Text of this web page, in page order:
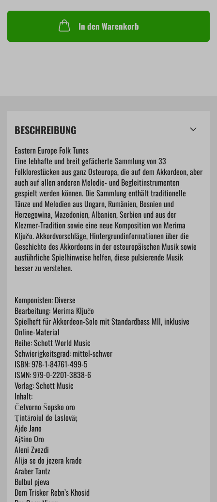
In den Warenkorb
BESCHREIBUNG
Eastern Europe Folk Tunes
Eine lebhafte und breit gefächerte Sammlung von 33
Folklorestücken aus ganz Osteuropa, die auf dem Akkordeon, aber
auch auf allen anderen Melodie- und Begleitinstrumenten
gespielt werden können. Die Sammlung enthält traditionelle
Tänze und Melodien aus Ungarn, Rumänien, Bosnien und
Herzegowina, Mazedonien, Albanien, Serbien und aus der
Klezmer-Tradition sowie eine neue Komposition von Merima
Ključo. Akkordvorschläge, Hintergrundinformationen über die
Geschichte des Akkordeons in der osteuropäischen Musik sowie
ausführliche Spielhinweise helfen, diese pulsierende Musik
besser zu verstehen.
Komponisten: Diverse
Bearbeitung: Merima Ključo
Spielheft für Akkordeon-Solo mit Standardbass MII, inklusive
Online-Material
Reihe: Schott World Music
Schwierigkeitsgrad: mittel-schwer
ISBN: ​978-1-84761-499-5
ISMN: 979-0-2201-3838-6
Verlag: Schott Music
Inhalt:
Četvorno Šopsko oro
​Ţintăroiul de Laslovăţ
​Ajde Jano
​Ajšino Oro
​Aleni Zvezdi
​Alija se do jezera krade
​Araber Tantz
​Bulbul pjeva
​Dem Trisker Rebn’s Khosid